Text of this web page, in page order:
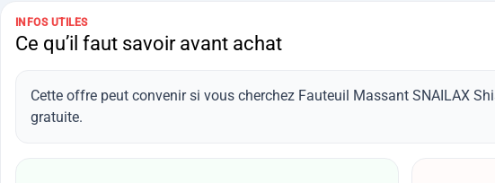
INFOS UTILES
Ce qu’il faut savoir avant achat
Cette offre peut convenir si vous cherchez Fauteuil Massant SNAILAX
gratuite.